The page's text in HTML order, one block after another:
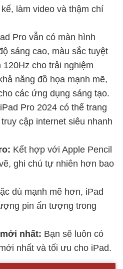
làm video và thậm chí
Pro vẫn có màn hình
sáng cao, màu sắc tuyệt
cho trải nghiệm
năng đồ họa mạnh mẽ,
các ứng dụng sáng tạo.
Pro 2024 có thể trang
cập internet siêu nhanh
Kết hợp với Apple Pencil
ghi chú tự nhiên hơn bao
dù mạnh mẽ hơn, iPad
pin ấn tượng trong
nhất: Bạn sẽ luôn có
nhất và tối ưu cho iPad.